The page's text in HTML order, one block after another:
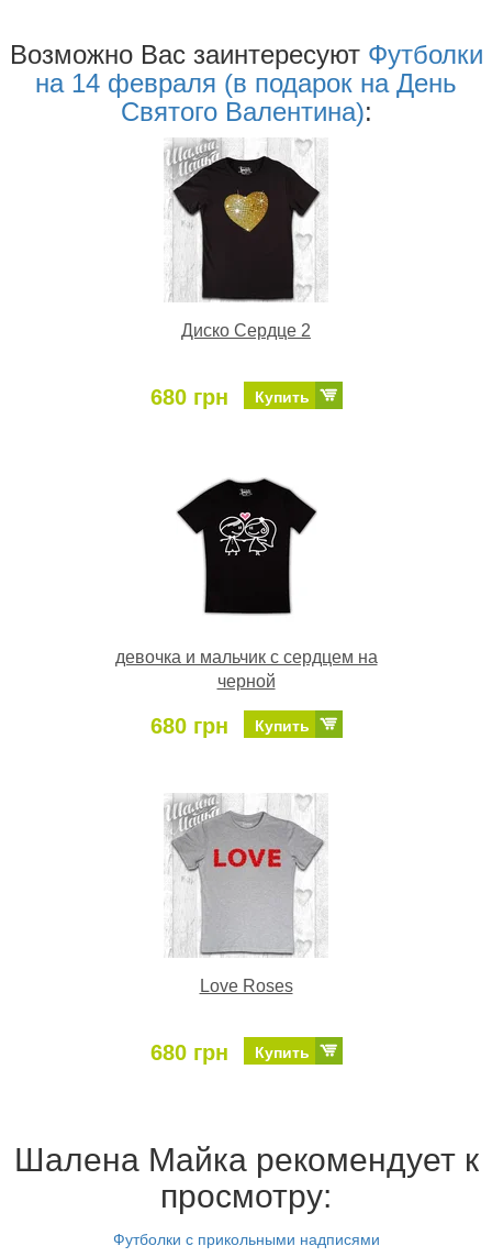
Возможно Ваc заинтересуют Футболки
на 14 февраля (в подарок на День
Святого Валентина):
Диско Сердце 2
680 грн Купить
девочка и мальчик с сердцем на
черной
680 грн Купить
Love Roses
680 грн Купить
Шалена Майка рекомендует к
просмотру:
Футболки с прикольными надписями